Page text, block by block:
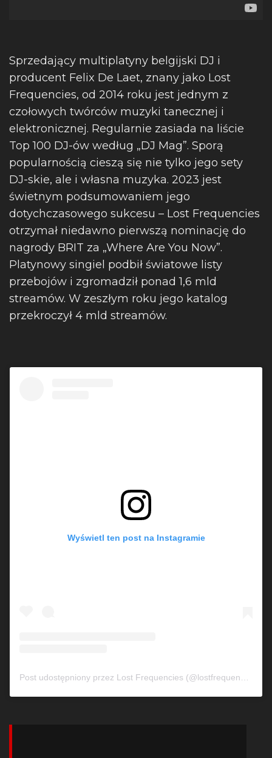
Sprzedający multiplatyny belgijski DJ i
producent Felix De Laet, znany jako Lost
Frequencies, od 2014 roku jest jednym z
czołowych twórców muzyki tanecznej i
elektronicznej. Regularnie zasiada na liście
Top 100 DJ-ów według „DJ Mag”. Sporą
popularnością cieszą się nie tylko jego sety
DJ-skie, ale i własna muzyka. 2023 jest
świetnym podsumowaniem jego
dotychczasowego sukcesu – Lost Frequencies
otrzymał niedawno pierwszą nominację do
nagrody BRIT za „Where Are You Now”.
Platynowy singiel podbił światowe listy
przebojów i zgromadził ponad 1,6 mld
streamów. W zeszłym roku jego katalog
przekroczył 4 mld streamów.
Wyświetl ten post na Instagramie
Post udostępniony przez Lost Frequencies (@lostfrequencies)